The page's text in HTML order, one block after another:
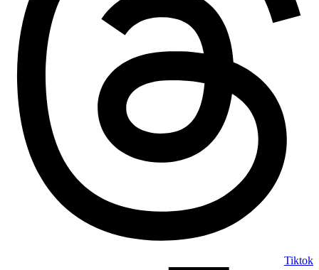
Tiktok